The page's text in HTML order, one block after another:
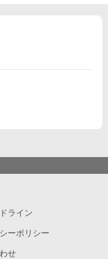
ライン
ーポリシー
せ